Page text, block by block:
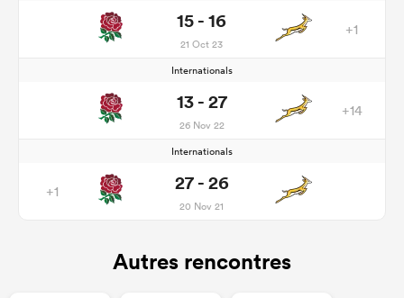
15 - 16
21 Oct 23
+1
Internationals
13 - 27
26 Nov 22
+14
Internationals
+1 27 - 26
20 Nov 21
Autres rencontres